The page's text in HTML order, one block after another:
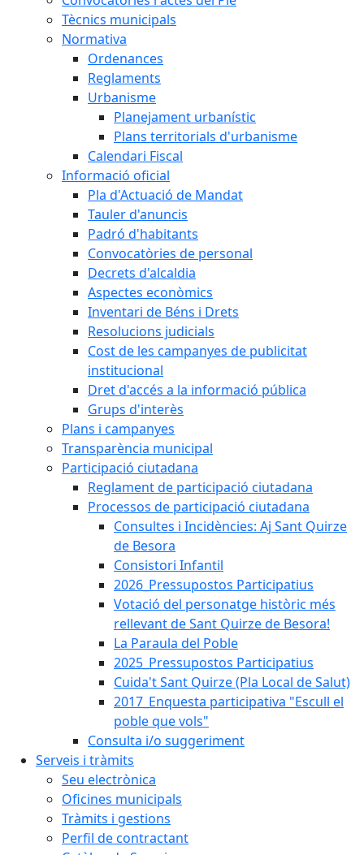
Tècnics municipals
Normativa
Ordenances
Reglaments
Urbanisme
Planejament urbanístic
Plans territorials d'urbanisme
Calendari Fiscal
Informació oficial
Pla d'Actuació de Mandat
Tauler d'anuncis
Padró d'habitants
Convocatòries de personal
Decrets d'alcaldia
Aspectes econòmics
Inventari de Béns i Drets
Resolucions judicials
Cost de les campanyes de publicitat
institucional
Dret d'accés a la informació pública
Grups d'interès
Plans i campanyes
Transparència municipal
Participació ciutadana
Reglament de participació ciutadana
Processos de participació ciutadana
Consultes i Incidències: Aj Sant Quirze
de Besora
Consistori Infantil
2026_Pressupostos Participatius
Votació del personatge històric més
rellevant de Sant Quirze de Besora!
La Paraula del Poble
2025_Pressupostos Participatius
Cuida't Sant Quirze (Pla Local de Salut)
2017_Enquesta participativa "Escull el
poble que vols"
Consulta i/o suggeriment
Serveis i tràmits
Seu electrònica
Oficines municipals
Tràmits i gestions
Perfil de contractant